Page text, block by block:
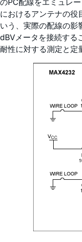
のPC配線をエミュレ
におけるアンテナの役
いう、実際の配線の影
dBVメータを接続する
耐性に対する測定と定